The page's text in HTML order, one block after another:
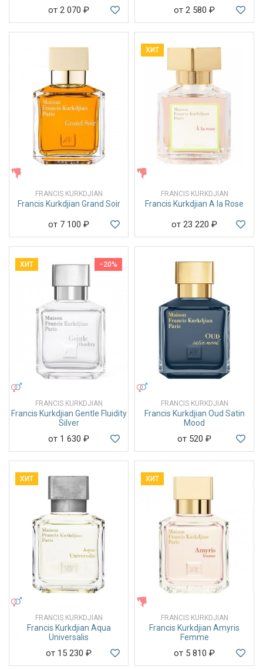
от 2 070 ₽ от 2 580 ₽
FRANCIS KURKDJIAN
Francis Kurkdjian Grand Soir
от 7 100 ₽
ХИТ
FRANCIS KURKDJIAN
Francis Kurkdjian A la Rose
от 23 220 ₽
−20%
ХИТ
FRANCIS KURKDJIAN
Francis Kurkdjian Gentle Fluidity
Silver
от 1 630 ₽
FRANCIS KURKDJIAN
Francis Kurkdjian Oud Satin
Mood
от 520 ₽
ХИТ
FRANCIS KURKDJIAN
Francis Kurkdjian Aqua
Universalis
от 15 230 ₽
ХИТ
FRANCIS KURKDJIAN
Francis Kurkdjian Amyris
Femme
от 5 810 ₽